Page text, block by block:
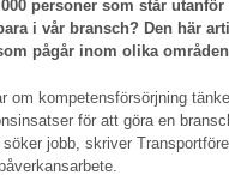
personer som står
i vår bransch? Den här
pågår inom olika
om kompetensförsörjning
för att göra en
jobb, skriver